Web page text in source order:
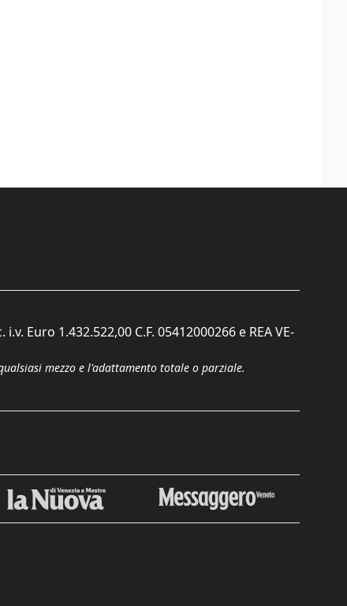
Euro 1.432.522,00 C.F. 05412000266 e REA VE-
mezzo e l'adattamento totale o parziale.